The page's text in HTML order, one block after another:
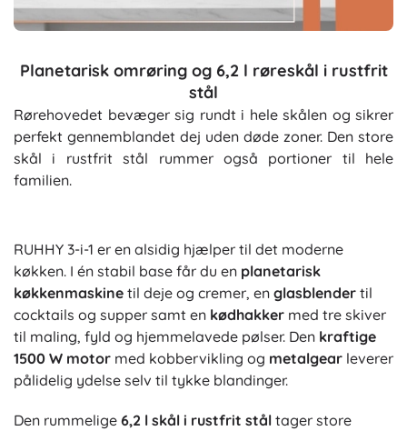
Planetarisk omrøring og 6,2 l røreskål i rustfrit
stål
Rørehovedet bevæger sig rundt i hele skålen og sikrer
perfekt gennemblandet dej uden døde zoner. Den store
skål i rustfrit stål rummer også portioner til hele
familien.
RUHHY 3-i-1 er en alsidig hjælper til det moderne
køkken. I én stabil base får du en planetarisk
køkkenmaskine til deje og cremer, en glasblender til
cocktails og supper samt en kødhakker med tre skiver
til maling, fyld og hjemmelavede pølser. Den kraftige
1500 W motor med kobbervikling og metalgear leverer
pålidelig ydelse selv til tykke blandinger.
Den rummelige 6,2 l skål i rustfrit stål tager store